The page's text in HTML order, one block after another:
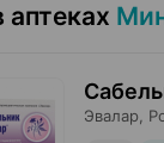
Эвалар ,